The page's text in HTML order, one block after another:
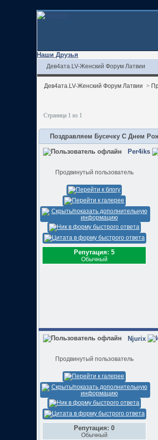
Наши Друзья
Дев4ата.LV-Женский Форум Латвии
Дев4ата.LV-Женский Форум Латвии >
Страница 1 из 1
Поздравляем Бусечку С Днем
Per4iks
Продвинутый пользователь
Репутация: 5
Обычный
Njurix
Продвинутый пользователь
Репутация: 0
Обычный